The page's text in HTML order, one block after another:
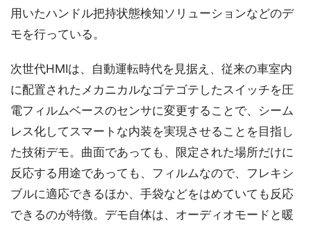
用いたハンドル把持状態検知ソリューションなどのデ
モを行っている。
次世代HMIは、自動運転時代を見据え、従来の車室内
に配置されたメカニカルなゴテゴテしたスイッチを圧
電フィルムベースのセンサに変更することで、シーム
レス化してスマートな内装を実現させることを目指し
た技術デモ。曲面であっても、限定された場所だけに
反応する用途であっても、フィルムなので、フレキシ
ブルに適応できるほか、手袋などをはめていても反応
できるのが特徴。デモ自体は、オーディオモードと暖